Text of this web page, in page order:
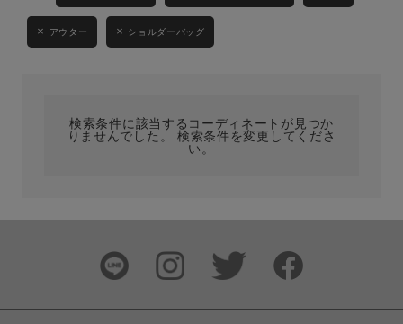
MENS LADIES KIDS
ブランド
アウター ショルダーバッグ
検索条件に該当するコーディネートが見つか
りませんでした。 検索条件を変更してくださ
い。